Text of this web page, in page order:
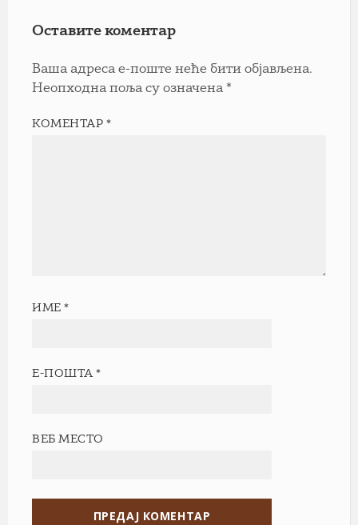
Оставите коментар
Ваша адреса е-поште неће бити објављена.
Неопходна поља су означена *
КОМЕНТАР*
ИМЕ*
Е-ПОШТА*
ВЕБ МЕСТО